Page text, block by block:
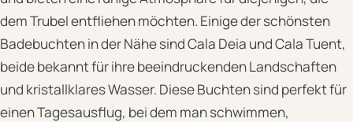
dem Trubel entfliehen möchten. Einige der schönsten
Badebuchten in der Nähe sind Cala Deia und Cala Tuent,
beide bekannt für ihre beeindruckenden Landschaften
und kristallklares Wasser. Diese Buchten sind perfekt für
einen Tagesausflug, bei dem man schwimmen,